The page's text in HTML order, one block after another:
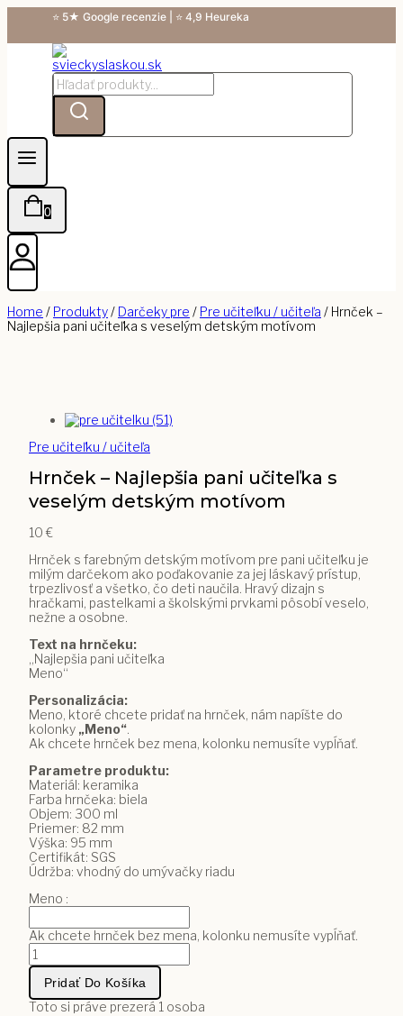
content
⭐ 5★ Google recenzie | ⭐ 4,9 Heureka
Hľadanie:
0
Home / Produkty/ Darčeky pre / Pre učiteľku / učiteľa / Hrnček –
Najlepšia pani učiteľka s veselým detským motívom
Pre učiteľku / učiteľa
Hrnček – Najlepšia pani učiteľka s
veselým detským motívom
10 €
Hrnček s farebným detským motívom pre pani učiteľku je
milým darčekom ako poďakovanie za jej láskavý prístup,
trpezlivosť a všetko, čo deti naučila. Hravý dizajn s
hračkami, pastelkami a školskými prvkami pôsobí veselo,
nežne a osobne.
Text na hrnčeku:
„Najlepšia pani učiteľka
Meno“
Personalizácia:
Meno, ktoré chcete pridať na hrnček, nám napíšte do
kolonky „Meno“
Ak chcete hrnček bez mena, kolonku nemusíte vypĺňať.
Parametre produktu:
Materiál: keramika
Farba hrnčeka: biela
Objem: 300 ml
Priemer: 82 mm
Výška: 95 mm
Certifikát: SGS
Údržba: vhodný do umývačky riadu
Meno :
Ak chcete hrnček bez mena, kolonku nemusíte vypĺňať.
množstvo
Hrnček
Najlepšia
pani
Pridať Do Košíka
Toto si práve prezerá 1 osoba